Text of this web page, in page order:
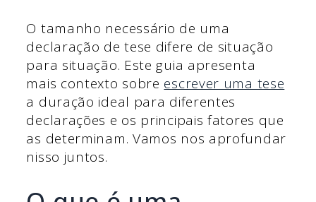
O tamanho necessário de uma
declaração de tese difere de situação
para situação. Este guia apresenta
mais contexto sobre escrever uma tese
a duração ideal para diferentes
declarações e os principais fatores que
as determinam. Vamos nos aprofundar
nisso juntos.